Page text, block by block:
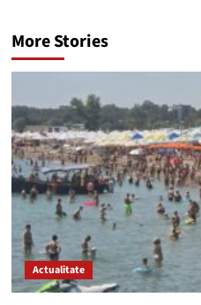
More Stories
Actualitate